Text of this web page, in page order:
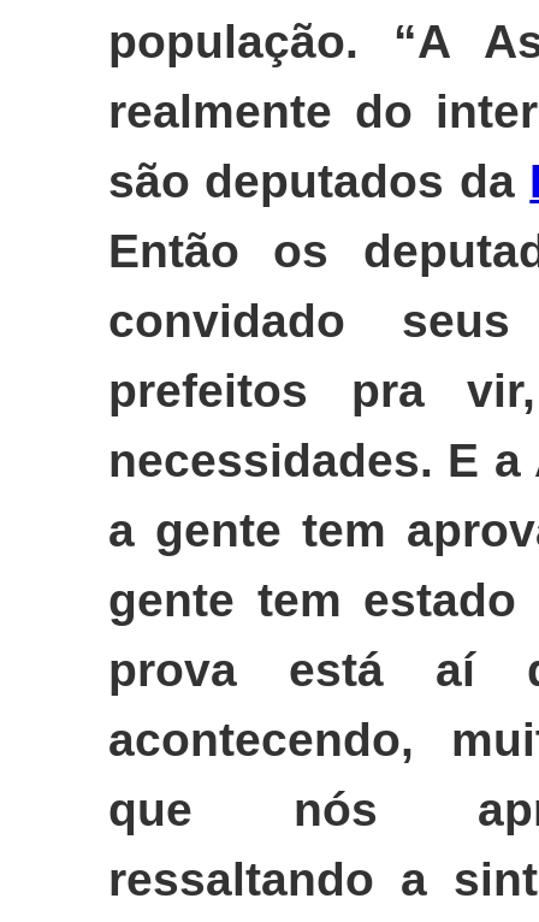
população. “A
realmente do
são deputados da
Então os
convidado
prefeitos pra
necessidades. E
a gente tem
gente tem
prova está aí
acontecendo,
que nós
ressaltando a